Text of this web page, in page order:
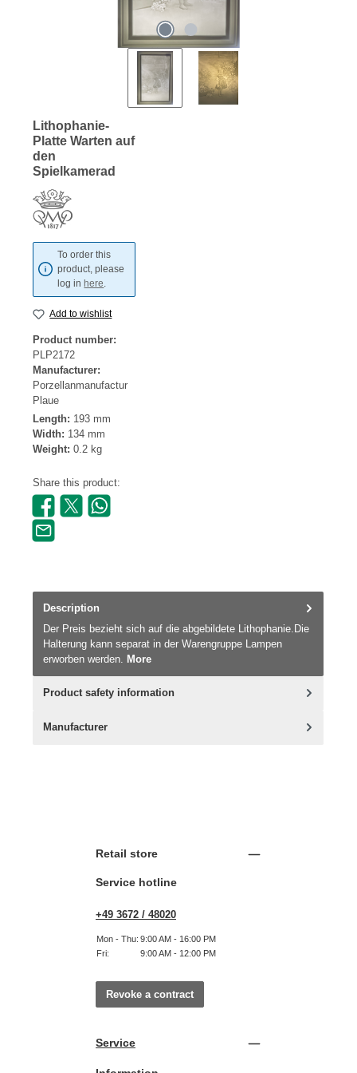
Lithophanie-
Platte Warten auf
den
Spielkamerad
To order this
product, please
log in here.
Add to wishlist
Product number:
PLP2172
Manufacturer:
Porzellanmanufactur
Plaue
Length: 193 mm
Width: 134 mm
Weight: 0.2 kg
Share this product:
Description
Der Preis bezieht sich auf die abgebildete Lithophanie.Die
Halterung kann separat in der Warengruppe Lampen
erworben werden. More
Product safety information
Manufacturer
Retail store
Service hotline
+49 3672 / 48020
Mon - Thu: 9:00 AM - 16:00 PM
Fri:
9:00 AM - 12:00 PM
Revoke a contract
Service